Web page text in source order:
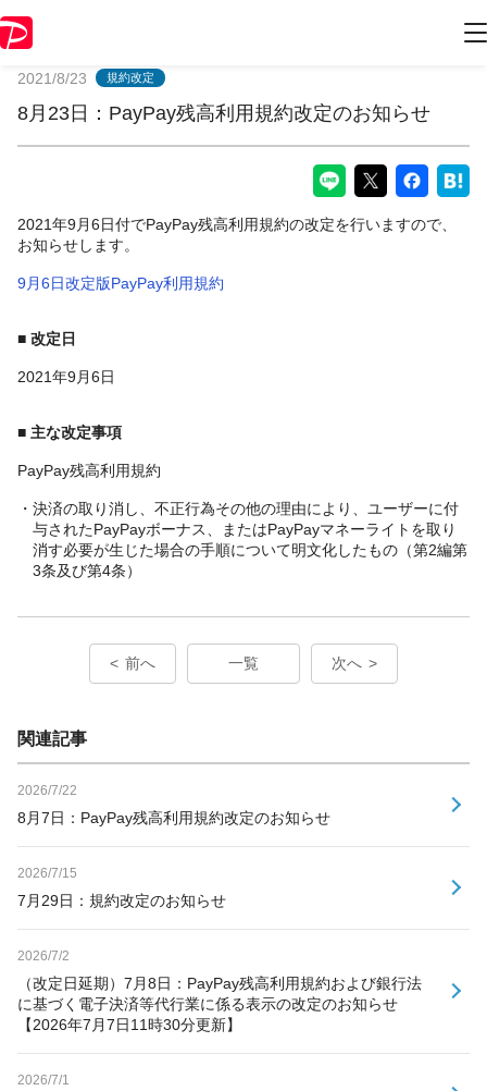
2021/8/23 規約改定
8月23日：PayPay残高利用規約改定のお知らせ
2021年9月6日付でPayPay残高利用規約の改定を行いますので、
お知らせします。
9月6日改定版PayPay利用規約
■ 改定日
2021年9月6日
■ 主な改定事項
PayPay残高利用規約
・決済の取り消し、不正行為その他の理由により、ユーザーに付
与されたPayPayボーナス、またはPayPayマネーライトを取り
消す必要が生じた場合の手順について明文化したもの（第2編第
3条及び第4条）
前へ 一覧 次へ
関連記事
2026/7/22
8月7日：PayPay残高利用規約改定のお知らせ
2026/7/15
7月29日：規約改定のお知らせ
2026/7/2
（改定日延期）7月8日：PayPay残高利用規約および銀行法
に基づく電子決済等代行業に係る表示の改定のお知らせ
【2026年7月7日11時30分更新】
2026/7/1